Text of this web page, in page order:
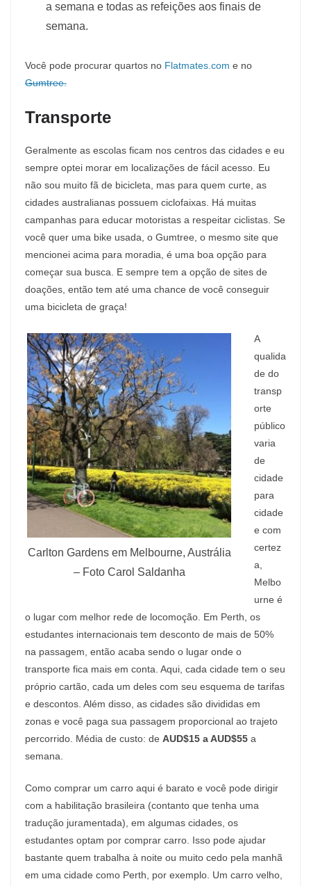
a semana e todas as refeições aos finais de
semana.
Você pode procurar quartos no Flatmates.com e no
Gumtree.
Transporte
Geralmente as escolas ficam nos centros das cidades e eu
sempre optei morar em localizações de fácil acesso. Eu
não sou muito fã de bicicleta, mas para quem curte, as
cidades australianas possuem ciclofaixas. Há muitas
campanhas para educar motoristas a respeitar ciclistas. Se
você quer uma bike usada, o Gumtree, o mesmo site que
mencionei acima para moradia, é uma boa opção para
começar sua busca. E sempre tem a opção de sites de
doações, então tem até uma chance de você conseguir
uma bicicleta de graça!
Carlton Gardens em Melbourne, Austrália
– Foto Carol Saldanha
A
qualida
de do
transp
orte
público
varia
de
cidade
para
cidade
e com
certez
a,
Melbo
urne é
o lugar com melhor rede de locomoção. Em Perth, os
estudantes internacionais tem desconto de mais de 50%
na passagem, então acaba sendo o lugar onde o
transporte fica mais em conta. Aqui, cada cidade tem o seu
próprio cartão, cada um deles com seu esquema de tarifas
e descontos. Além disso, as cidades são divididas em
zonas e você paga sua passagem proporcional ao trajeto
percorrido. Média de custo: de AUD$15 a AUD$55 a
semana.
Como comprar um carro aqui é barato e você pode dirigir
com a habilitação brasileira (contanto que tenha uma
tradução juramentada), em algumas cidades, os
estudantes optam por comprar carro. Isso pode ajudar
bastante quem trabalha à noite ou muito cedo pela manhã
em uma cidade como Perth, por exemplo. Um carro velho,